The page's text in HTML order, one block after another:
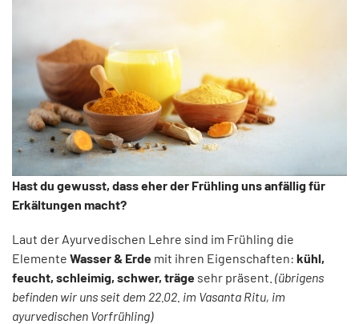
Hast du gewusst, dass eher der Frühling uns anfällig für
Erkältungen macht?
Laut der Ayurvedischen Lehre sind im Frühling die
Elemente Wasser & Erde mit ihren Eigenschaften: kühl,
feucht, schleimig, schwer, träge sehr präsent. (übrigens
befinden wir uns seit dem 22.02. im Vasanta Ritu, im
ayurvedischen Vorfrühling)